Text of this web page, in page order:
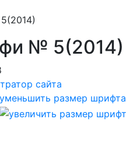
№ 5(2014)
сайта
уменьшить размер шрифта